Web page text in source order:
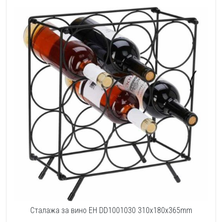
Сталажа за вино EH DD1001030 310x180x365mm